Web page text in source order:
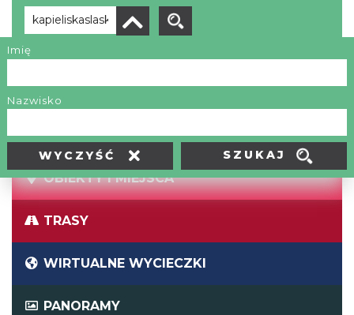
Imię
Nazwisko
WYCZYŚĆ SZUKAJ
Brak wyników
OBIEKTY I MIEJSCA
TRASY
WIRTUALNE WYCIECZKI
PANORAMY